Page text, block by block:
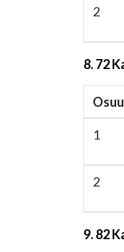
2
8. 72
1
2
9. 82